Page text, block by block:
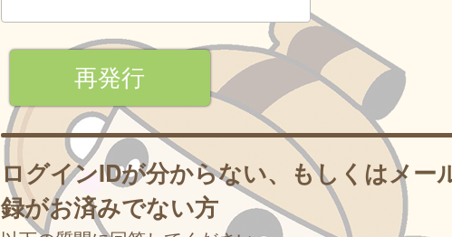
ログインIDが分からない、もしくはメー
録がお済みでない方